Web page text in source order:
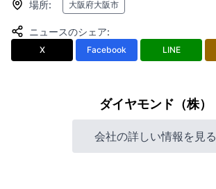
場所: 大阪府大阪市
ニュースのシェア:
X Facebook LINE
ダイヤモンド（株）
会社の詳しい情報を見る